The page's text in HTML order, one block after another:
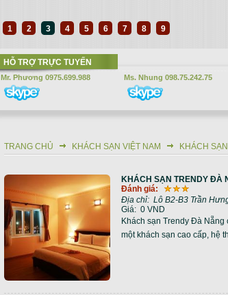
1 2 3 4 5 6 7 8 9
HỖ TRỢ TRỰC TUYẾN
Mr. Phương 0975.699.988 Ms. Nhung 098.75.242.75
Bạn đang ở đây
TRANG CHỦ KHÁCH SẠN VIỆT NAM KHÁCH
KHÁCH SẠN TRENDY ĐÀ
Đánh giá:
Địa chỉ: Lô B2-B3 Trần
Giá: 0 VND
Khách sạn Trendy Đà
một khách sạn cao cấp, hệ